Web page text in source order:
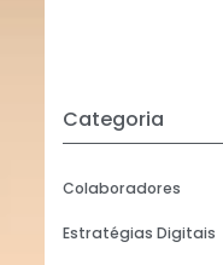
Categoria
Colaboradores
Estratégias Digitais